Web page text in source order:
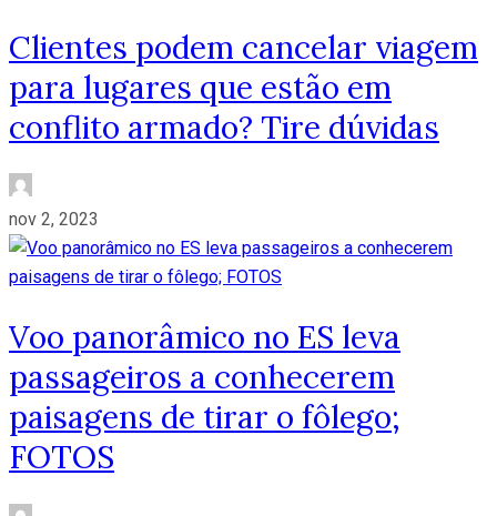
Clientes podem cancelar viagem
para lugares que estão em
conflito armado? Tire dúvidas
nov 2, 2023
Voo panorâmico no ES leva
passageiros a conhecerem
paisagens de tirar o fôlego;
FOTOS